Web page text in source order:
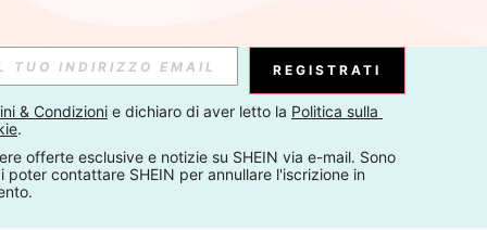
Abbonati
i nostri Politica sulla Privacy & Cookie
il canale di invio. Se desideri annullare l'iscrizione, visita la nostra
REGISTRATI
& Condizioni e dichiaro di aver letto la Politica sulla
.
offerte esclusive e notizie su SHEIN via e-mail. Sono
poter contattare SHEIN per annullare l'iscrizione in